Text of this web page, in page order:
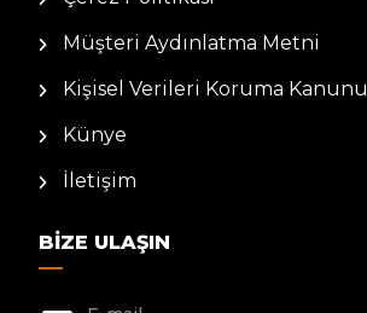
Müşteri Aydınlatma Metni
Kişisel Verileri Koruma Kanunu
Künye
İletişim
BIZE ULAŞIN